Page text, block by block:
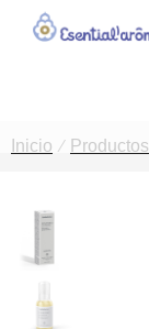
Inicio / Productos